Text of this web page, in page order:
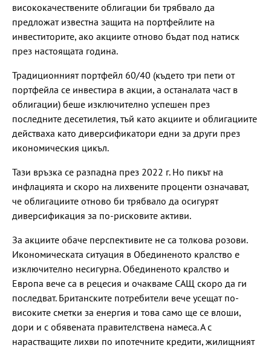
висококачествените облигации би трябвало да
предложат известна защита на портфейлите на
инвеститорите, ако акциите отново бъдат под натиск
през настоящата година.
Традиционният портфейл 60/40 (където три пети от
портфейла се инвестира в акции, а останалата част в
облигации) беше изключително успешен през
последните десетилетия, тъй като акциите и облигациите
действаха като диверсификатори едни за други през
икономическия цикъл.
Тази връзка се разпадна през 2022 г. Но пикът на
инфлацията и скоро на лихвените проценти означават,
че облигациите отново би трябвало да осигурят
диверсификация за по-рисковите активи.
За акциите обаче перспективите не са толкова розови.
Икономическата ситуация в Обединеното кралство е
изключително несигурна. Обединеното кралство и
Европа вече са в рецесия и очакваме САЩ скоро да ги
последват. Британските потребители вече усещат по-
високите сметки за енергия и това само ще се влоши,
дори и с обявената правителствена намеса. А с
нарастващите лихви по ипотечните кредити, жилищният